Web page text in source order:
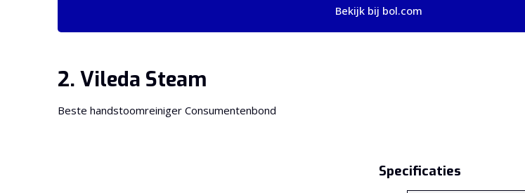
Bekijk bij bol.com
2. Vileda Steam
Beste handstoomreiniger Consumentenbond
Specificaties